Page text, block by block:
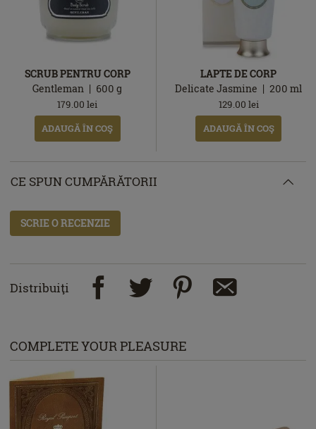
SCRUB PENTRU CORP
Gentleman
600g
179.00 lei
ADAUGĂ ÎN COŞ
LAPTE DE CORP
Delicate Jasmine
200ml
129.00 lei
ADAUGĂ ÎN COŞ
CE SPUN CUMPĂRĂTORII
SCRIE O RECENZIE
Distribuiţi
COMPLETE YOUR PLEASURE